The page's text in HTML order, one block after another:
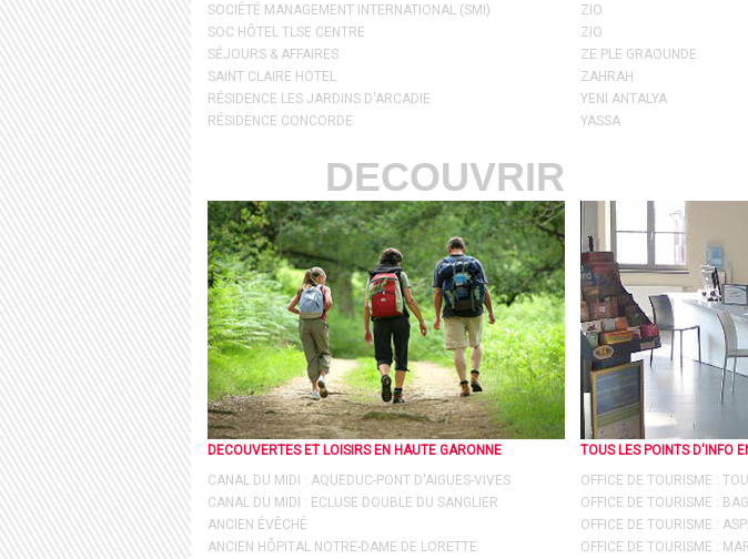
SOCIÉTÉ MANAGEMENT INTERNATIONAL (SMI)
SOC HÔTEL TLSE CENTRE
SÉJOURS & AFFAIRES
SAINT CLAIRE HOTEL
RÉSIDENCE LES JARDINS D'ARCADIE
RÉSIDENCE CONCORDE
ZIO
ZIO
ZE PLE GRAOUNDE
ZAHRAH
YENI ANTALYA
YASSA
DECOUVRIR
DECOUVERTES ET LOISIRS EN HAUTE GARONNE
CANAL DU MIDI : AQUEDUC-PONT D'AIGUES-VIVES
CANAL DU MIDI : ECLUSE DOUBLE DU SANGLIER
ANCIEN ÉVÊCHÉ
ANCIEN HÔPITAL NOTRE-DAME DE LORETTE
TOUS LES POINTS D'INFO
OFFICE DE TOURISME :
OFFICE DE TOURISME :
OFFICE DE TOURISME :
OFFICE DE TOURISME :